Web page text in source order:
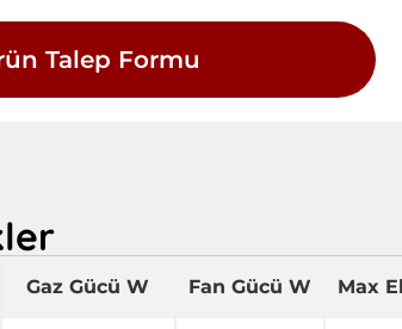
Talep Formu
Gaz Gücü W Fan Gücü W Max